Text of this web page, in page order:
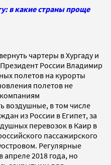
в какие страны проще
чартеры в Хургаду и
России Владимир
полетов на курорты
полетов не
воздушные, в том числе
из России в Египет, за
перевозок в Каир в
пассажирского
Регулярные
апреле 2018 года, но